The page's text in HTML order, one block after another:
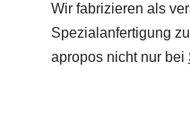
Wir fabrizieren als
Spezialanfertigung
apropos nicht nur bei